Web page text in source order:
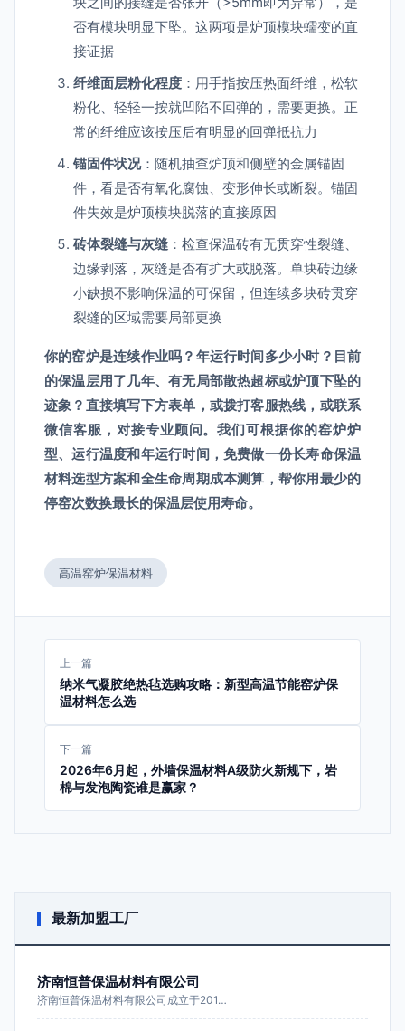
否有模块明显下坠。这两项是炉顶模块蠕变的直
接证据
纤维面层粉化程度 ：用手指按压热面纤维，松软
粉化、轻轻一按就凹陷不回弹的，需要更换。正
常的纤维应该按压后有明显的回弹抵抗力
锚固件状况：随机抽查炉顶和侧壁的金属锚固
件，看是否有氧化腐蚀、变形伸长或断裂。锚固
件失效是炉顶模块脱落的直接原因
砖体裂缝与灰缝 ：检查保温砖有无贯穿性裂缝、
边缘剥落，灰缝是否有扩大或脱落。单块砖边缘
小缺损不影响保温的可保留，但连续多块砖贯穿
裂缝的区域需要局部更换
你的窑炉是连续作业吗？年运行时间多少小时？目前
的保温层用了几年、有无局部散热超标或炉顶下坠的
迹象？直接填写下方表单，或拨打客服热线，或联系
微信客服，对接专业顾问。我们可根据你的窑炉炉
型、运行温度和年运行时间，免费做一份长寿命保温
材料选型方案和全生命周期成本测算，帮你用最少的
停窑次数换最长的保温层使用寿命。
高温窑炉保温材料
上一篇
纳米气凝胶绝热毡选购攻略：新型高温节能窑炉保
温材料怎么选
下一篇
2026年6月起，外墙保温材料A级防火新规下，岩
棉与发泡陶瓷谁是赢家？
最新加盟工厂
济南恒普保温材料有限公司
济南恒普保温材料有限公司成立于201…